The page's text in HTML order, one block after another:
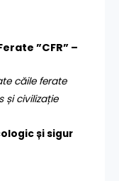
”CFR” –
căile ferate
și civilizație
și sigur